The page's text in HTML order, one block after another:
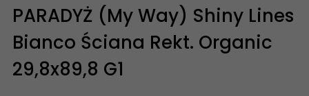
PARADYŻ (My Way) Shiny Lines
Bianco Ściana Rekt. Organic
29,8x89,8 G1